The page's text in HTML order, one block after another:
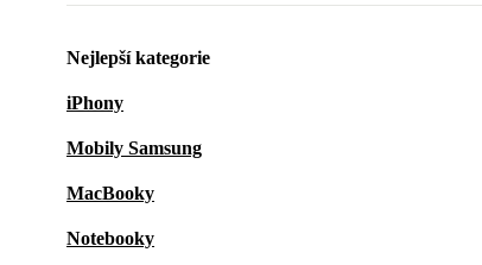
Nejlepší kategorie
iPhony
Mobily Samsung
MacBooky
Notebooky